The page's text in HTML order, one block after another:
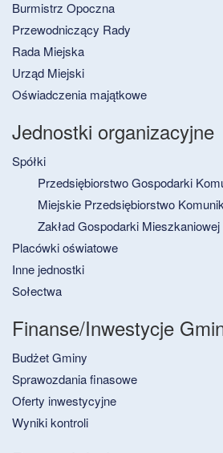
Burmistrz Opoczna
Przewodniczący Rady
Rada Miejska
Urząd Miejski
Oświadczenia majątkowe
Jednostki organizacyjne
Spółki
Przedsiębiorstwo Gospodarki
Miejskie Przedsiębiorstwo
Zakład Gospodarki Mieszkaniowej
Placówki oświatowe
Inne jednostki
Sołectwa
Finanse/Inwestycje
Budżet Gminy
Sprawozdania finasowe
Oferty inwestycyjne
Wyniki kontroli